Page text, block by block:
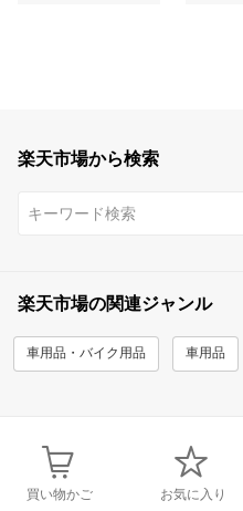
楽天市場から検索
楽天市場の関連ジャンル
車用品・バイク用品 車用品
買い物かご お気に入り